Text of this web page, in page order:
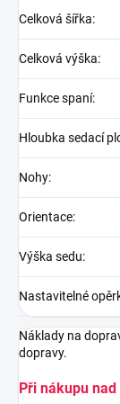
Celková šířka:
Celková výška:
Funkce spaní:
Hloubka sedací
Nohy:
Orientace:
Výška sedu:
Nastavitelné
Náklady na
dopravy.
Při nákupu